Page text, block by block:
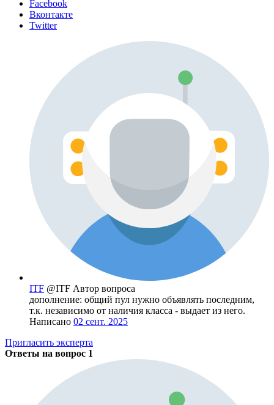
Facebook
Вконтакте
Twitter
ITF @ITF Автор вопроса
дополнение: общий пул нужно объявлять последним,
т.к. независимо от наличия класса - выдает из него.
Написано 02 сент. 2025
Пригласить эксперта
Ответы на вопрос 1